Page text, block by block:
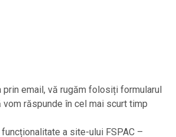
prin email, vă rugăm folosiți formularul
vom răspunde în cel mai scurt timp
a site-ului FSPAC –